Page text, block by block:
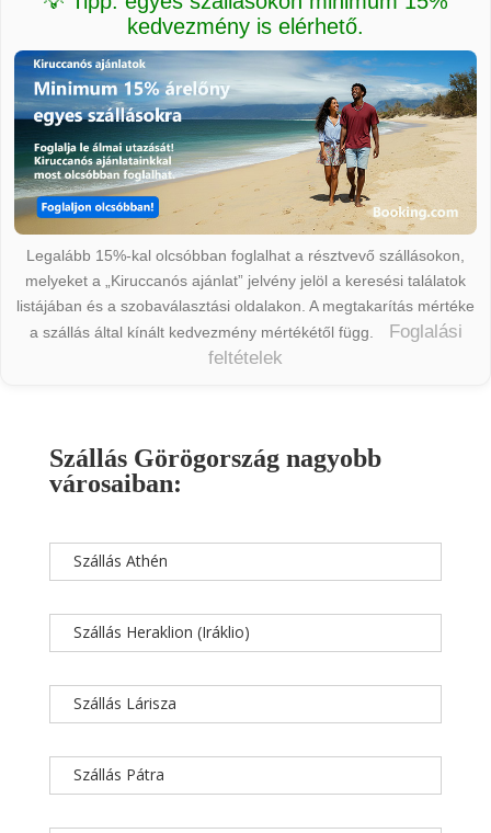
kedvezmény is elérhető.
Legalább 15%-kal olcsóbban foglalhat a résztvevő szállásokon,
melyeket a „Kiruccanós ajánlat” jelvény jelöl a keresési találatok
listájában és a szobaválasztási oldalakon. A megtakarítás mértéke
a szállás által kínált kedvezmény mértékétől függ.
Foglalási
feltételek
Szállás Görögország nagyobb
városaiban:
Szállás Athén
Szállás Heraklion (Iráklio)
Szállás Lárisza
Szállás Pátra